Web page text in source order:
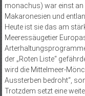
monachus) war einst an
Makaronesien und
Heute ist sie das am
Meeressäugetier
der „Roten Liste“
wird die Mittelmeer-
Aussterben bedroht“,
Trotzdem setzt eine